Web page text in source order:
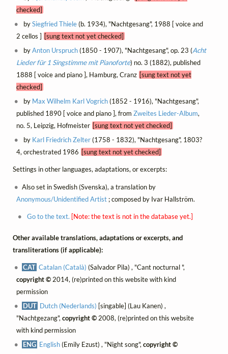
checked]
bySiegfried Thiele(b. 1934), "Nachtgesang", 1988 [ voice and
2 cellos ] [sung text not yet checked]
byAnton Urspruch(1850 - 1907), "Nachtgesang", op. 23 (Acht
Lieder für 1 Singstimme mit Pianoforte) no. 3 (1882), published
1888 [ voice and piano ], Hamburg, Cranz [sung text not yet
checked]
by Max Wilhelm Karl Vogrich(1852 - 1916), "Nachtgesang",
published 1890 [ voice and piano ], from Zweites Lieder-Album,
no. 5, Leipzig, Hofmeister [sung text not yet checked]
by Karl Friedrich Zelter(1758 - 1832), "Nachtgesang", 1803?
4, orchestrated 1986 [sung text not yet checked]
Settings in other languages, adaptations, or excerpts:
Also set in Swedish (Svenska), a translation by
Anonymous/Unidentified Artist; composed by Ivar Hallström.
Go to the text. [Note: the text is not in the database yet.]
Other available translations, adaptations or excerpts, and
transliterations (if applicable):
CAT Catalan (Català) (Salvador Pila) , "Cant nocturnal ",
copyright ©2014, (re)printed on this website with kind
permission
DUT Dutch (Nederlands) [singable] (Lau Kanen) ,
"Nachtgezang", copyright ©2008, (re)printed on this website
with kind permission
ENG English(Emily Ezust) , "Night song",copyright ©